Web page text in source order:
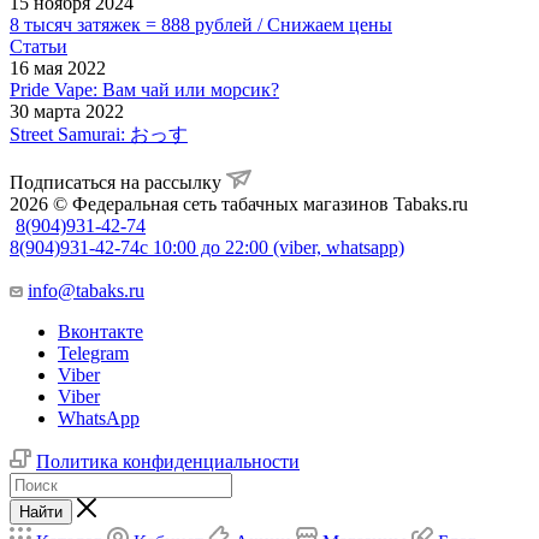
8 тысяч затяжек = 888 рублей / Снижаем цены
Статьи
16 мая 2022
Pride Vape: Вам чай или морсик?
30 марта 2022
Street Samurai: おっす
Подписаться на рассылку
2026 © Федеральная сеть табачных магазинов Tabaks.ru
8(904)931-42-74
8(904)931-42-74с 10:00 до 22:00 (viber, whatsapp)
info@tabaks.ru
Вконтакте
Telegram
Viber
Viber
WhatsApp
Политика конфиденциальности
Найти